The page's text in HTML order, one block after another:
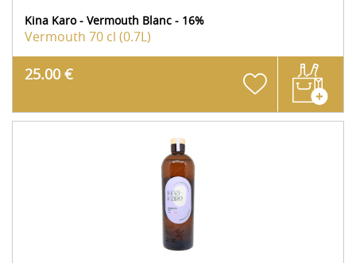
Kina Karo - Vermouth Blanc - 16%
Vermouth 70 cl (0.7L)
25.00 €